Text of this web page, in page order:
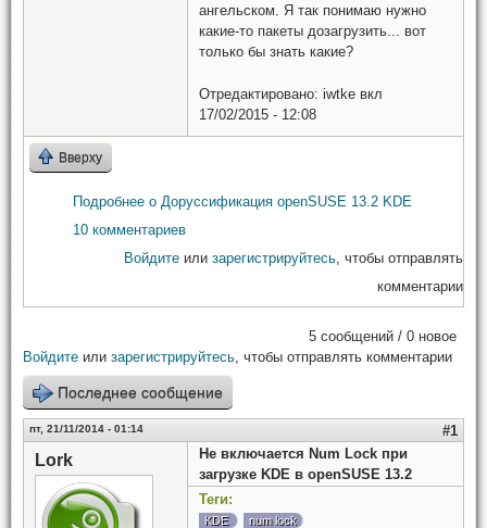
ангельском. Я так понимаю нужно
какие-то пакеты дозагрузить... вот
только бы знать какие?
Отредактировано: iwtke вкл
17/02/2015 - 12:08
Вверху
Подробнее о Доруссификация openSUSE 13.2 KDE
10 комментариев
Войдите или зарегистрируйтесь , чтобы отправлять
комментарии
5 сообщений / 0 новое
Войдите или зарегистрируйтесь , чтобы отправлять комментарии
Последнее сообщение
пт, 21/11/2014 - 01:14 #1
Lork
Не включается Num Lock при
загрузке KDE в openSUSE 13.2
Теги:
KDE num lock